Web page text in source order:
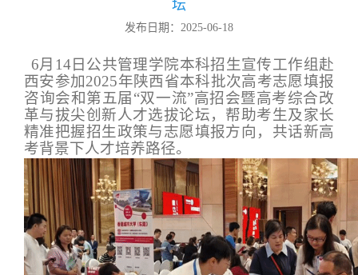
坛
发布日期：2025-06-18
6月 14日公共管理学院本科招生宣传工作组赴
西安参加2025年陕西省本科批次高考志愿填报
咨询会和第五届“双一流”高招会暨高考综合改
革与拔尖创新人才选拔论坛，帮助考生及家长
精准把握招生政策与志愿填报方向，共话新高
考背景下人才培养路径。